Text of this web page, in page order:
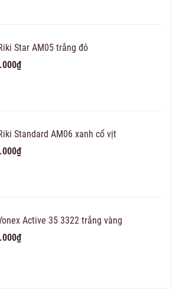
Star AM05 trắng đỏ
Standard AM06 xanh cổ vịt
Active 35 3322 trắng vàng